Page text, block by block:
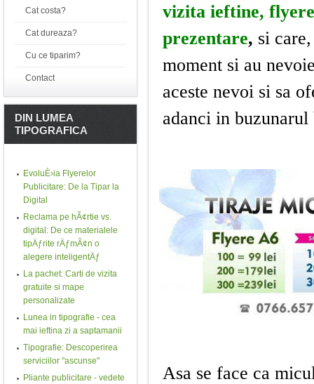
vizita ieftine,
prezentare, si
moment si au
aceste nevoi si sa
adanci in
Asa se face ca
Cat costa?
Cat dureaza?
Cu ce tiparim?
Contact
DIN LUMEA
TIPOGRAFICA
EvoluÈ›ia Flyerelor
Publicitare: De la Tipar la
Digital
Reclama pe hÃ¢rtie vs.
digital: De ce materialele
tipÄƒrite rÄƒmÃ¢n o
alegere inteligentÄƒ
La pachet: Carti de vizita
gratuite si mape
personalizate
Lunea in tipografie - cea
mai ieftina zi a saptamanii
Tipografie: Descoperirea
serviciilor "ascunse"
Pliante publicitare - vedete